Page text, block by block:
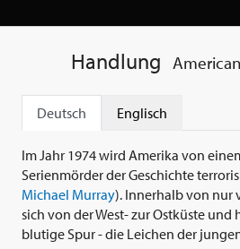
Handlung
Deutsch Englisch
Im Jahr 1974 wird Amerika von
Serienmörder der Geschichte
Michael Murray). Innerhalb von nur
sich von der West- zur Ostküste
blutige Spur - die Leichen der